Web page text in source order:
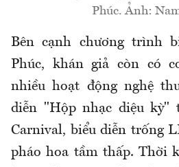
Phúc. Ảnh:
Bên cạnh chương trình
Phúc, khán giả còn có
nhiều hoạt động nghệ
diễn "Hộp nhạc diệu kỳ"
Carnival, biểu diễn trống
pháo hoa tầm thấp. Thời